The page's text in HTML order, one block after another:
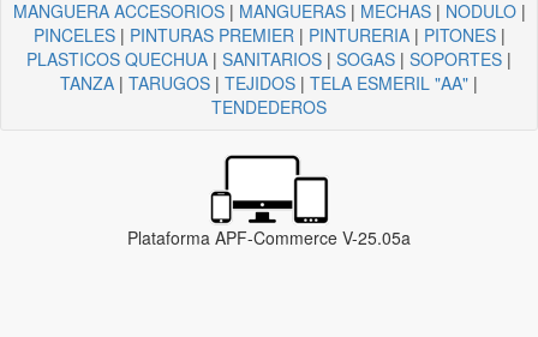
MANGUERA ACCESORIOS| MANGUERAS| MECHAS| NODULO|
PINCELES| PINTURAS PREMIER | PINTURERIA| PITONES|
PLASTICOS QUECHUA | SANITARIOS | SOGAS | SOPORTES |
TANZA | TARUGOS | TEJIDOS | TELA ESMERIL "AA" |
TENDEDEROS
Plataforma APF-Commerce V-25.05a